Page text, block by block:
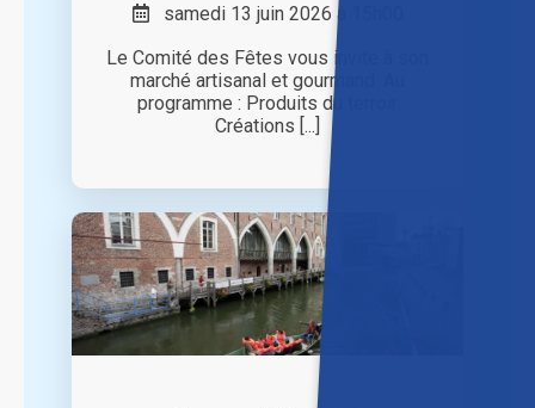
samedi 13 juin 2026 à 15h00
Le Comité des Fêtes vous invite à son
marché artisanal et gourmand. Au
programme : Produits du terroir
Créations [...]